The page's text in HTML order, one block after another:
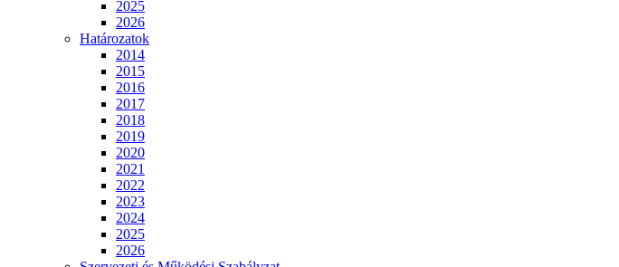
2025
2026
Határozatok
2014
2015
2016
2017
2018
2019
2020
2021
2022
2023
2024
2025
2026